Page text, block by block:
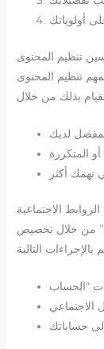
تنظيم المحتوى
تنظيم المحتوى
الاجتماعية
من خلال تخصيص